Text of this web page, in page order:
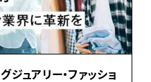
ュアリー・ファッショ